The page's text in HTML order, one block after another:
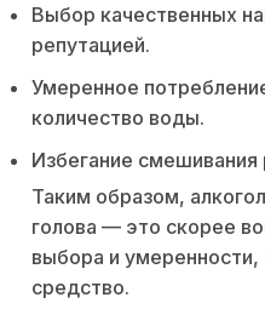
Выбор качественных
репутацией.
Умеренное
количество воды.
Избегание смешивания
Таким образом,
голова — это скорее
выбора и
средство.